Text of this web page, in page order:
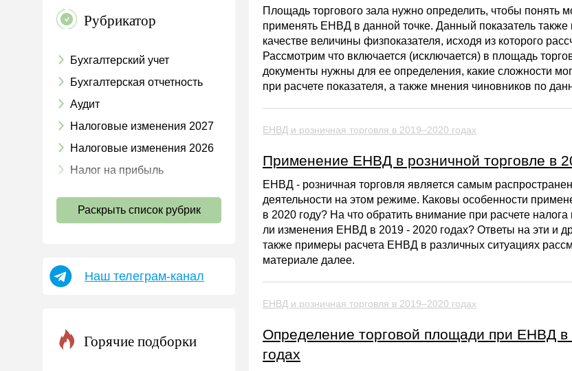
Рубрикатор
Бухгалтерский учет
Бухгалтерская отчетность
Аудит
Налоговые изменения 2027
Налоговые изменения 2026
Налог на прибыль
Страховые взносы 2026
УСН
Земельный налог
Раскрыть список рубрик
Наш телеграм-канал
Горячие подборки
Площадь торгового зала нужно определить, чтобы понять
применять ЕНВД в данной точке. Данный показатель также
качестве величины физпоказателя, исходя из которого
Рассмотрим что включается (исключается) в площадь
документы нужны для ее определения, какие сложности
при расчете показателя, а также мнения чиновников по
ЕНВД и розничная торговля в 2019–2020 годах
Применение ЕНВД в розничной торговле в
ЕНВД - розничная торговля является самым
деятельности на этом режиме. Каковы особенности
в 2020 году? На что обратить внимание при расчете
ли изменения ЕНВД в 2019 - 2020 годах? Ответы на эти и
также примеры расчета ЕНВД в различных ситуациях
материале далее.
ЕНВД и розничная торговля в 2019–2020 годах
Определение торговой площади при ЕНВД в
годах